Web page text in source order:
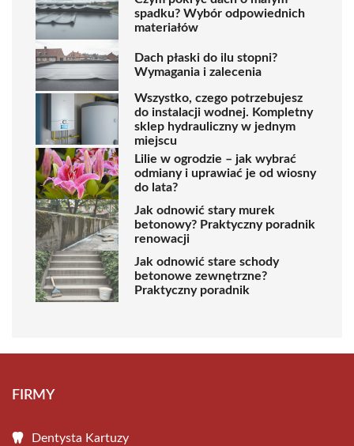
spadku? Wybór odpowiednich
materiałów
Dach płaski do ilu stopni?
Wymagania i zalecenia
Wszystko, czego potrzebujesz
do instalacji wodnej. Kompletny
sklep hydrauliczny w jednym
miejscu
Lilie w ogrodzie – jak wybrać
odmiany i uprawiać je od wiosny
do lata?
Jak odnowić stary murek
betonowy? Praktyczny poradnik
renowacji
Jak odnowić stare schody
betonowe zewnętrzne?
Praktyczny poradnik
FIRMY
Dentysta Kartuzy